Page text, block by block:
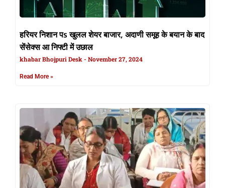
हरियर निशान पs खुलल शेयर बाजार, अदाणी समूह के बयान के बाद
सेंसेक्स आ निफ्टी में उछाल
khabar Bhojpuri Desk November 27, 2024
Read More »